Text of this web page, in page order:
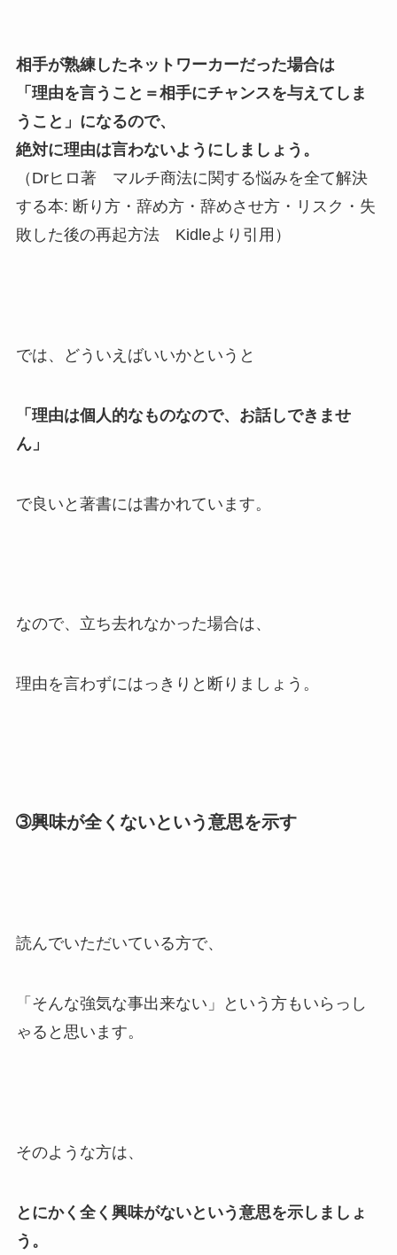
相手が熟練したネットワーカーだった場合は
「理由を言うこと＝相手にチャンスを与えてしま
うこと」になるので、
絶対に理由は言わないようにしましょう。
（Drヒロ著 マルチ商法に関する悩みを全て解決
する本: 断り方・辞め方・辞めさせ方・リスク・失
敗した後の再起方法 Kidleより引用）
では、どういえばいいかというと
「理由は個人的なものなので、お話しできませ
ん」
で良いと著書には書かれています。
なので、立ち去れなかった場合は、
理由を言わずにはっきりと断りましょう。
➂興味が全くないという意思を示す
読んでいただいている方で、
「そんな強気な事出来ない」という方もいらっし
ゃると思います。
そのような方は、
とにかく全く興味がないという意思を示しましょ
う。